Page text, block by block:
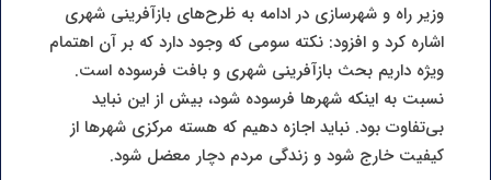
وزیر راه و شهرسازی در ادامه به ظرح‌های بازآفرینی شهری
اشاره کرد و افزود: نکته سومی که وجود دارد که بر آن اهتمام
ویژه داریم بحث بازآفرینی شهری و بافت فرسوده است.
نسبت به اینکه شهرها فرسوده شود، بیش از این نباید
بی‌تفاوت بود. نباید اجازه دهیم که هسته مرکزی شهرها از
کیفیت خارج شود و زندگی مردم دچار معضل شود.